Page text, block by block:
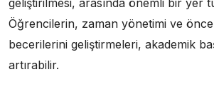
Öğrencilerin, zaman yönetimi ve
becerilerini geliştirmeleri, akademik
artırabilir.